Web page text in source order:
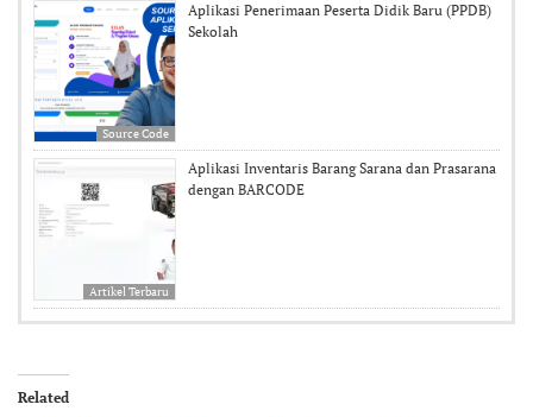
Source Code
Aplikasi Penerimaan Peserta Didik Baru (PPDB)
Sekolah
Artikel Terbaru
Aplikasi Inventaris Barang Sarana dan Prasarana
dengan BARCODE
Related